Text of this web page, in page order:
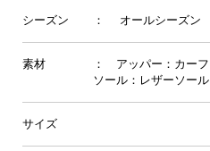
シーズン ： オールシーズン
素材
： アッパー：カーフ
ソール：レザーソール
サイズ